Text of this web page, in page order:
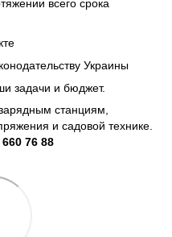
всего срока
Украины
задачи и бюджет.
станциям,
и садовой технике.
76 88